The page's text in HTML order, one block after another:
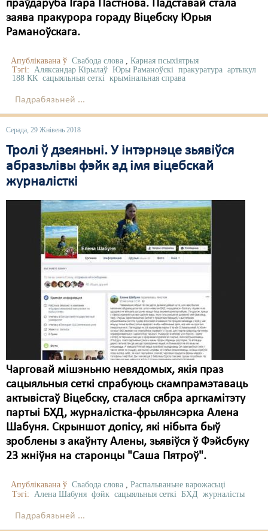
праўдаруба Ігара Пастнова. Падставай стала
заява пракурора гораду Віцебску Юрыя
Раманоўскага.
Апублікавана ў Свабода слова , Карная псыхіятрыя
Тэгі: Аляксандар Кірылаў Юры Раманоўскі пракуратура артыкул
188 КК сацыяльныя сеткі крымінальная справа
Падрабязьней ...
Серада, 29 Жнівень 2018
Тролі ў дзеяньні. У інтэрнэце зьявіўся
абразьлівы фэйк ад імя віцебскай
журналісткі
Чарговай мішэньню невядомых, якія праз
сацыяльныя сеткі спрабуюць скампрамэтаваць
актывістаў Віцебску, сталася сябра аргкамітэту
партыі БХД, журналістка-фрылянсэрка Алена
Шабуня. Скрыншот допісу, які нібыта быў
зроблены з акаўнту Алены, зьявіўся ў Фэйсбуку
23 жніўня на старонцы "Саша Пятроў".
Апублікавана ў Свабода слова , Распальваньне варожасьці
Тэгі: Алена Шабуня фэйк сацыяльныя сеткі БХД журналісты
Падрабязьней ...